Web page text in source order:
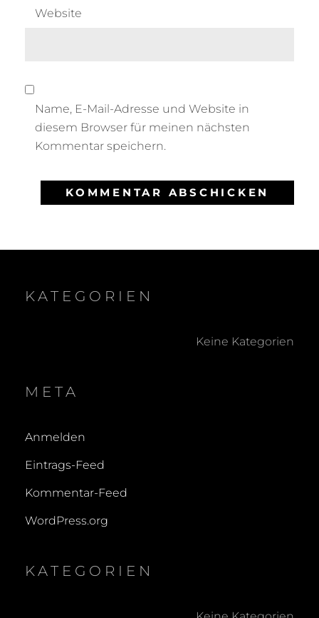
Website
Name, E-Mail-Adresse und Website in
diesem Browser für meinen nächsten
Kommentar speichern.
KATEGORIEN
Keine Kategorien
META
Anmelden
Eintrags-Feed
Kommentar-Feed
WordPress.org
KATEGORIEN